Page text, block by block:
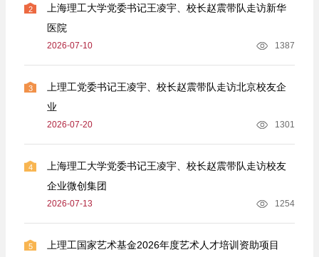
2
上海理工大学党委书记王凌宇、校长赵震带队走访新华
医院
2026-07-10 1387
3
上理工党委书记王凌宇、校长赵震带队走访北京校友企
业
2026-07-20 1301
4
上海理工大学党委书记王凌宇、校长赵震带队走访校友
企业微创集团
2026-07-13 1254
5
上理工国家艺术基金2026年度艺术人才培训资助项目